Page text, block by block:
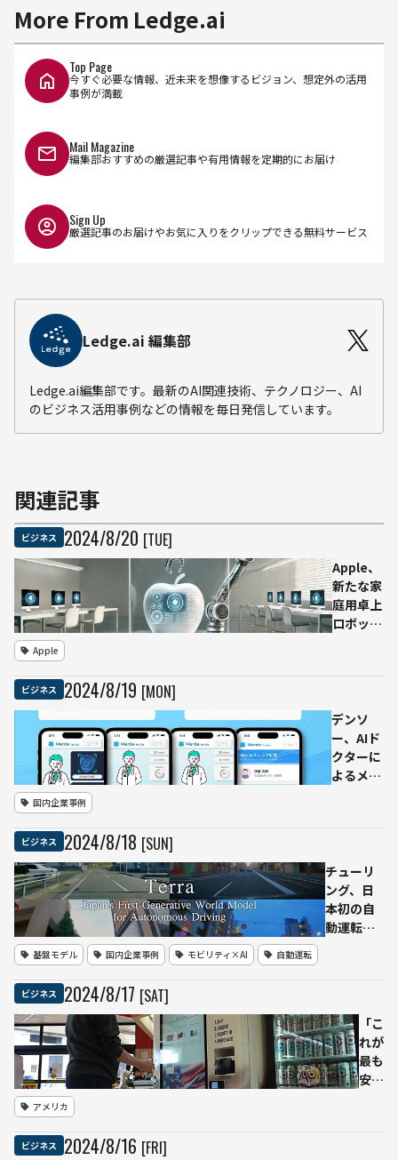
More From Ledge.ai
Top Page
今すぐ必要な情報、近未来を想像するビジョン、想定外の活用
事例が満載
Mail Magazine
編集部おすすめの厳選記事や有用情報を定期的にお届け
Sign Up
厳選記事のお届けやお気に入りをクリップできる無料サービス
Ledge.ai 編集部
Ledge.ai編集部です。最新のAI関連技術、テクノロジー、AI
のビジネス活用事例などの情報を毎日発信しています。
関連記事
ビジネス 2024/8/20 [TUE]
Apple、
新たな家
庭用卓上
ロボット
iPad？」
の開発プ
ロジェク
ト
Apple
ビジネス 2024/8/19 [MON]
デンソ
ー、AIド
クターに
よるメン
for
Biz」を
導入
国内企業事例
ビジネス 2024/8/18 [SUN]
チューリ
ング、日
本初の自
動運転向
基盤モデル 国内企業事例 モビリティ×AI 自動運転
ビジネス 2024/8/17 [SAT]
「こ
れが
最も
安全
アメリカ
ビジネス 2024/8/16 [FRI]